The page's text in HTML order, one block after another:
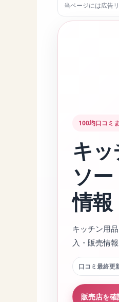
当ページには広告
100均口コミ
キ
ソ
情報
キッチン用
入・販売情
口コミ最終更
販売店を確